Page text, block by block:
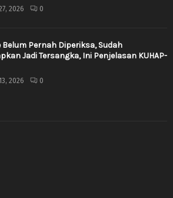
2026 0
Belum Pernah Diperiksa, Sudah
Jadi Tersangka, Ini Penjelasan KUHAP-
2026 0